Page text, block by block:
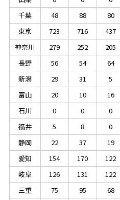
千葉
48 88 80
東京
723 716 437
神奈川
279 252 205
長野
56 54 64
新潟
29 31 5
富山
20 10 16
石川
0 0 0
福井
5 8 0
静岡
22 37 19
愛知
154 170 122
岐阜
126 131 122
三重
75 95 68